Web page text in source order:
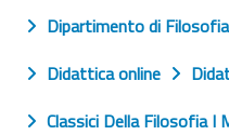
Dipartimento di
Didattica online
Classici Della Filosofia